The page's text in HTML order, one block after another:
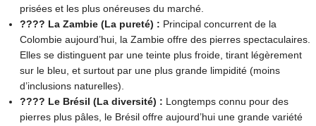
prisées et les plus onéreuses du marché.
???? La Zambie (La pureté) : Principal concurrent de la
Colombie aujourd’hui, la Zambie offre des pierres spectaculaires.
Elles se distinguent par une teinte plus froide, tirant légèrement
sur le bleu, et surtout par une plus grande limpidité (moins
d’inclusions naturelles).
???? Le Brésil (La diversité) : Longtemps connu pour des
pierres plus pâles, le Brésil offre aujourd’hui une grande variété